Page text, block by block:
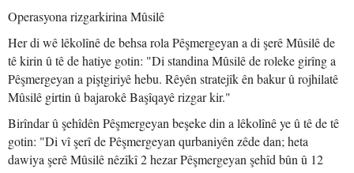
Operasyona rizgarkirina Mûsilê
Her di wê lêkolînê de behsa rola Pêşmergeyan a di şerê Mûsilê de
tê kirin û tê de hatiye gotin: "Di standina Mûsilê de roleke girîng a
Pêşmergeyan a piştgiriyê hebu. Rêyên stratejîk ên bakur û rojhilatê
Mûsilê girtin û bajarokê Başîqayê rizgar kir."
Birîndar û şehîdên Pêşmergeyan beşeke din a lêkolînê ye û tê de tê
gotin: "Di vî şerî de Pêşmergeyan qurbaniyên zêde dan; heta
dawiya şerê Mûsilê nêzîkî 2 hezar Pêşmergeyan şehîd bûn û 12